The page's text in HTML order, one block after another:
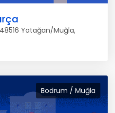
48516 Yatağan/Muğla,
Bodrum / Muğla